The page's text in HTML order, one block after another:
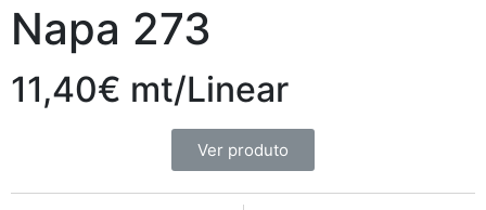
Napa 273
11,40€ mt/Linear
Ver produto